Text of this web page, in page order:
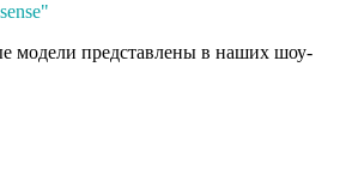
модели представлены в наших шоу-